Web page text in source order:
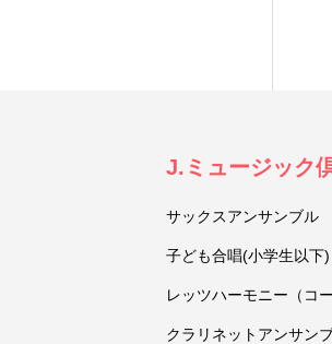
J.ミュージック
サックスアンサンブル
子ども合唱(小学生以下)
レッツハーモニー（コ
クラリネットアンサン